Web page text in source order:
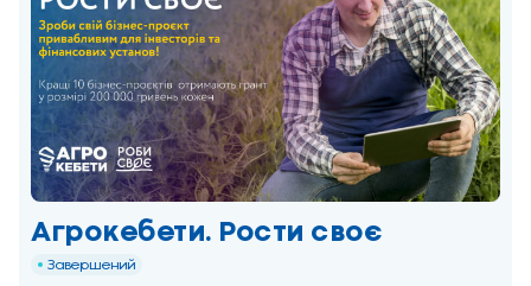
Агрокебети. Рости своє
Завершений